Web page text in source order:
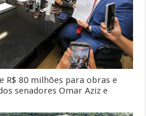
R$ 80 milhões para obras e
senadores Omar Aziz e